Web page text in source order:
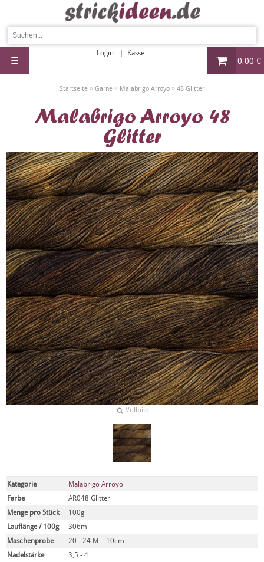
0,00 €
Login Kasse
☰
Startseite » Garne » Malabrigo Arroyo » 48 Glitter
Malabrigo Arroyo 48
Glitter
Vollbild
Kategorie
Malabrigo Arroyo
Farbe
AR048 Glitter
Menge pro Stück
100g
Lauflänge / 100g
306m
Maschenprobe
20 - 24 M = 10cm
Nadelstärke
3,5 - 4